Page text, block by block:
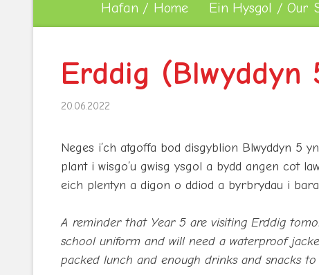
Hafan / Home Ein Hysgol / Our
Erddig
20.06.2022
Neges i’ch atgoffa bod disgyblion Blwyddyn 5
plant i wisgo’u gwisg ysgol a bydd angen cot
eich plentyn a digon o ddiod a byrbrydau i
A reminder that Year 5 are visiting Erddig
school uniform and will need a waterproof
packed lunch and enough drinks and snacks to